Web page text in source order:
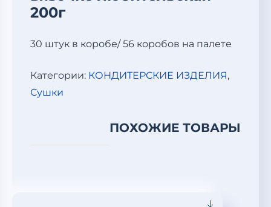
200г
30 штук в коробе/ 56 коробов на палете
Категории: КОНДИТЕРСКИЕ ИЗДЕЛИЯ,
Сушки
ПОХОЖИЕ ТОВАРЫ